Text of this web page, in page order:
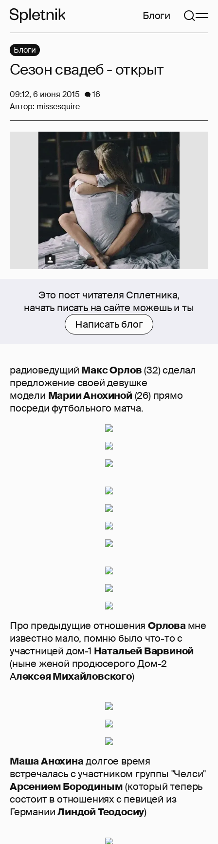
Блоги
Это пост читателя Сплетника,
начать писать на сайте можешь и ты
Написать блог
радиоведущий Макс Орлов(32) сделал
предложение своей девушке
модели Марии Анохиной (26) прямо
посреди футбольного матча.
Про предыдущие отношения Орловамне
известно мало, помню было что-то с
участницей дом-1 Натальей Варвиной
(ныне женой продюсерого Дом-2
Алексея Михайловского)
Маша Анохинадолгое время
встречалась с участником группы "Челси"
Арсением Бородиным(который теперь
состоит в отношениях с певицей из
ГерманииЛиндой Теодосиу)
Блоги
Сезон свадеб - открыт
09:12, 6 июня 2015
16
Автор: missesquire